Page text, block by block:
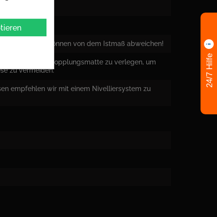
und können von dem Istmaß abweichen!
Ihnen eine Entkopplungsmatte zu verlegen, um
zu vermeiden.
empfehlen wir mit einem Nivelliersystem zu
24/7 Hilfe